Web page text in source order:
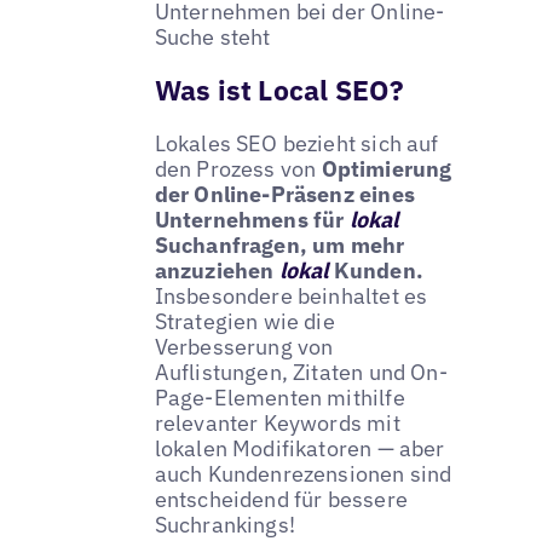
Unternehmen bei der Online-
Suche steht
Was ist Local SEO?
Lokales SEO bezieht sich auf
den Prozess von Optimierung
der Online-Präsenz eines
Unternehmens für lokal
Suchanfragen, um mehr
anzuziehen lokal Kunden.
Insbesondere beinhaltet es
Strategien wie die
Verbesserung von
Auflistungen, Zitaten und On-
Page-Elementen mithilfe
relevanter Keywords mit
lokalen Modifikatoren — aber
auch Kundenrezensionen sind
entscheidend für bessere
Suchrankings!